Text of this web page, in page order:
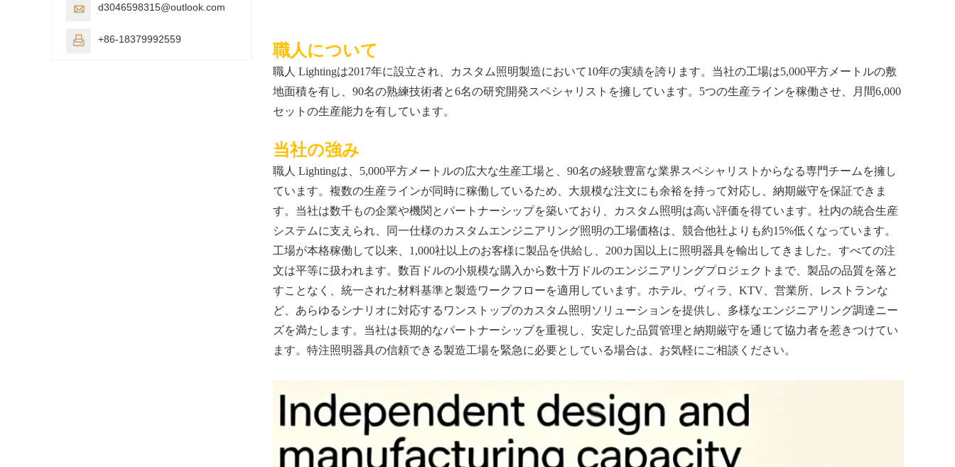
職人について
職人 Lightingは2017年に設立され、カスタム照明製造において10年の実績を誇ります。当社の工場は5,000平方メートルの敷
地面積を有し、90名の熟練技術者と6名の研究開発スペシャリストを擁しています。5つの生産ラインを稼働させ、月間6,000
セットの生産能力を有しています。
当社の強み
職人 Lightingは、5,000平方メートルの広大な生産工場と、90名の経験豊富な業界スペシャリストからなる専門チームを擁し
ています。複数の生産ラインが同時に稼働しているため、大規模な注文にも余裕を持って対応し、納期厳守を保証できま
す。当社は数千もの企業や機関とパートナーシップを築いており、カスタム照明は高い評価を得ています。社内の統合生産
システムに支えられ、同一仕様のカスタムエンジニアリング照明の工場価格は、競合他社よりも約15%低くなっています。
工場が本格稼働して以来、1,000社以上のお客様に製品を供給し、200カ国以上に照明器具を輸出してきました。すべての注
文は平等に扱われます。数百ドルの小規模な購入から数十万ドルのエンジニアリングプロジェクトまで、製品の品質を落と
すことなく、統一された材料基準と製造ワークフローを適用しています。ホテル、ヴィラ、KTV、営業所、レストランな
ど、あらゆるシナリオに対応するワンストップのカスタム照明ソリューションを提供し、多様なエンジニアリング調達ニー
ズを満たします。当社は長期的なパートナーシップを重視し、安定した品質管理と納期厳守を通じて協力者を惹きつけてい
ます。特注照明器具の信頼できる製造工場を緊急に必要としている場合は、お気軽にご相談ください。
 d3046598315@outlook.com
 +86-18379992559